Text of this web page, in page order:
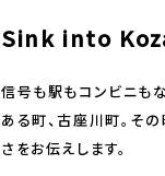
Sink into
信号も駅もコンビニも
ある町、古座川町。そ
さをお伝えします。